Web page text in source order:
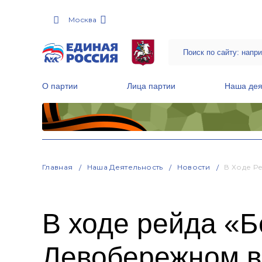
Москва
О партии Лица партии Наша
Главная Наша Деятельность Новости В Ходе
В ходе рейда